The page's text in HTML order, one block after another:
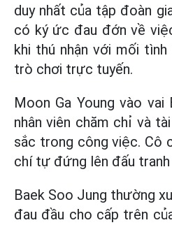
duy nhất của tập đoàn
có ký ức đau đớn về
khi thú nhận với mối
trò chơi trực tuyến.
Moon Ga Young vào
nhân viên chăm chỉ và
sắc trong công việc. Cô
chí tự đứng lên đấu
Baek Soo Jung thường
đau đầu cho cấp trên